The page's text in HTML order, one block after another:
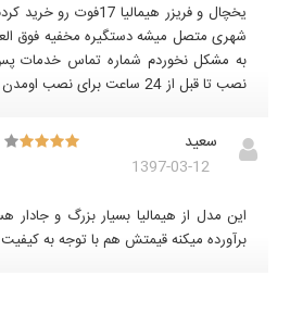
یخچال و فریزر هیمالیا
شهری متصل میشه دستگیره مخفیه فوق
به مشکل نخوردم شماره تماس خدمات
نصب تا قبل از 24 ساعت برای نصب اومدن
سعید
1397-03-12
این مدل از هیمالیا بسیار بزرگ و
برآورده میکنه قیمتش هم با توجه به